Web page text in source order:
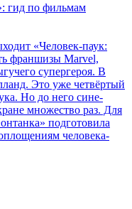
гид по фильмам
«Человек-паук:
франшизы Marvel,
супергероя. В
Это уже четвёртый
Но до него сине-
множество раз. Для
подготовила
человека-